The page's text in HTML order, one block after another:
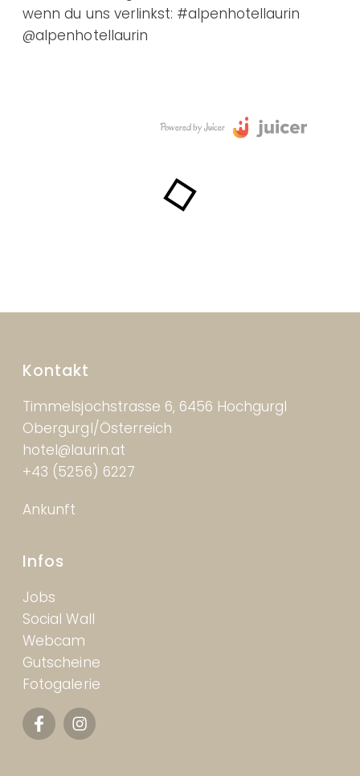
wenn du uns verlinkst: #alpenhotellaurin
@alpenhotellaurin
Powered by Juicer
Kontakt
Timmelsjochstrasse 6, 6456 Hochgurgl
Obergurgl/Österreich
hotel@laurin.at
+43 (5256) 6227
Ankunft
Infos
Jobs
Social Wall
Webcam
Gutscheine
Fotogalerie